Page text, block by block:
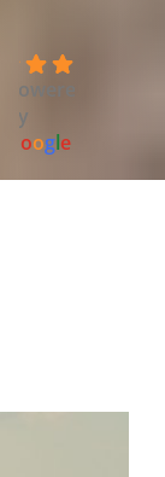
powered
by
oogle